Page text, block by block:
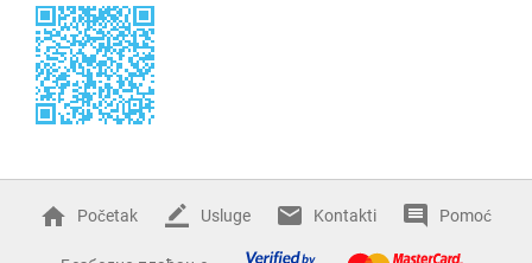
Početak Usluge Kontakti Pomoć